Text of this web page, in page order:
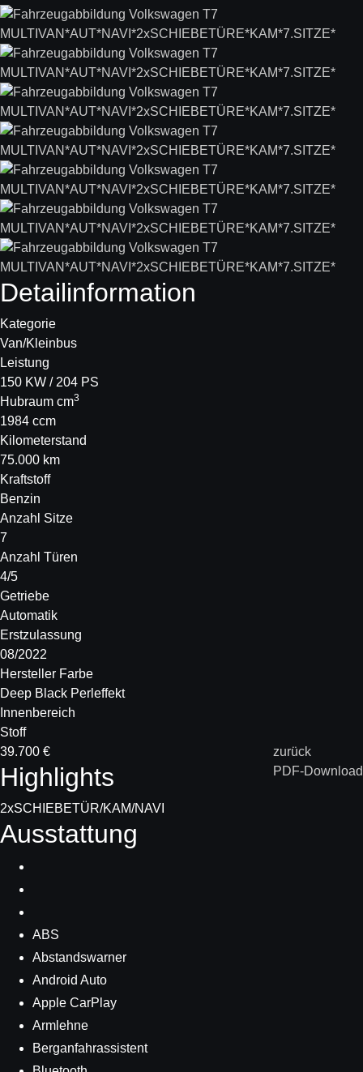
Detail­information
Kategorie
Van/Kleinbus
Leistung
150 KW / 204 PS
Hubraum cm3
1984 ccm
Kilometerstand
75.000 km
Kraftstoff
Benzin
Anzahl Sitze
7
Anzahl Türen
4/5
Getriebe
Automatik
Erstzulassung
08/2022
Hersteller Farbe
Deep Black Perleffekt
Innenbereich
Stoff
39.700 €
zurück
PDF-Download
Highlights
2xSCHIEBETÜR/KAM/NAVI
Ausstattung
ABS
Abstandswarner
Android Auto
Apple CarPlay
Armlehne
Berganfahrassistent